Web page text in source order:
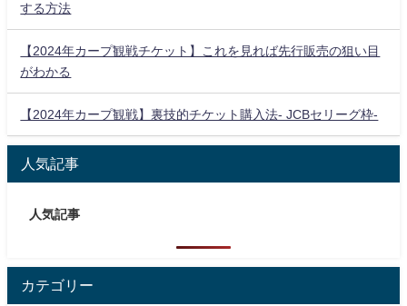
する方法
【2024年カープ観戦チケット】これを見れば先行販売の狙い目
がわかる
【2024年カープ観戦】裏技的チケット購入法- JCBセリーグ枠-
人気記事
人気記事
カテゴリー